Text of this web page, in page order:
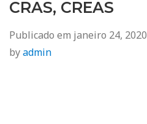
CRAS, CREAS
Publicado em janeiro 24, 2020
byadmin